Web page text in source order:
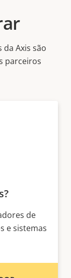
Axis são
parceiros
de
e sistemas